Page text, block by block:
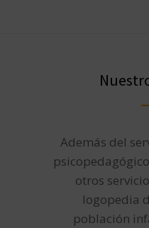
Además del
otros
logopedia
población